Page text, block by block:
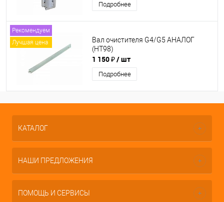
Подробнее
Рекомендуем
Лучшая цена
Вал очистителя G4/G5 АНАЛОГ
(НТ98)
1 150 ₽/ шт
Подробнее
КАТАЛОГ
НАШИ ПРЕДЛОЖЕНИЯ
ПОМОЩЬ И СЕРВИСЫ